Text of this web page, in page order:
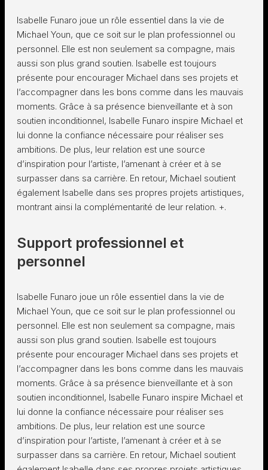
Isabelle Funaro joue un rôle essentiel dans la vie de
Michael Youn, que ce soit sur le plan professionnel ou
personnel. Elle est non seulement sa compagne, mais
aussi son plus grand soutien. Isabelle est toujours
présente pour encourager Michael dans ses projets et
l’accompagner dans les bons comme dans les mauvais
moments. Grâce à sa présence bienveillante et à son
soutien inconditionnel, Isabelle Funaro inspire Michael et
lui donne la confiance nécessaire pour réaliser ses
ambitions. De plus, leur relation est une source
d’inspiration pour l’artiste, l’amenant à créer et à se
surpasser dans sa carrière. En retour, Michael soutient
également Isabelle dans ses propres projets artistiques,
montrant ainsi la complémentarité de leur relation. +.
Support professionnel et
personnel
Isabelle Funaro joue un rôle essentiel dans la vie de
Michael Youn, que ce soit sur le plan professionnel ou
personnel. Elle est non seulement sa compagne, mais
aussi son plus grand soutien. Isabelle est toujours
présente pour encourager Michael dans ses projets et
l’accompagner dans les bons comme dans les mauvais
moments. Grâce à sa présence bienveillante et à son
soutien inconditionnel, Isabelle Funaro inspire Michael et
lui donne la confiance nécessaire pour réaliser ses
ambitions. De plus, leur relation est une source
d’inspiration pour l’artiste, l’amenant à créer et à se
surpasser dans sa carrière. En retour, Michael soutient